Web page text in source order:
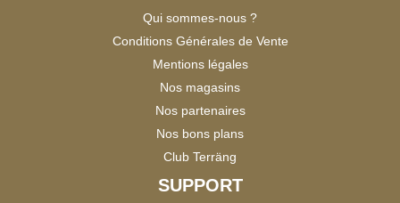
Qui sommes-nous ?
Conditions Générales de Vente
Mentions légales
Nos magasins
Nos partenaires
Nos bons plans
Club Terräng
SUPPORT